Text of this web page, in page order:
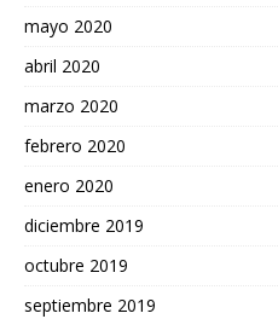
mayo 2020
abril 2020
marzo 2020
febrero 2020
enero 2020
diciembre 2019
octubre 2019
septiembre 2019